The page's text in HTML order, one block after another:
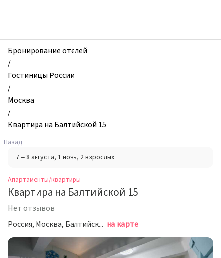
и
квартиры,
Квартира
на
Балтийской
15,
Москва,
Россия
Бронирование отелей
/
Гостиницы России
/
Москва
/
Квартира на Балтийской 15
Назад
7 – 8 августа, 1 ночь, 2 взрослых
Апартаменты/квартиры
Квартира на Балтийской 15
Нет отзывов
Россия, Москва, Балтийская улица, 15 на карте